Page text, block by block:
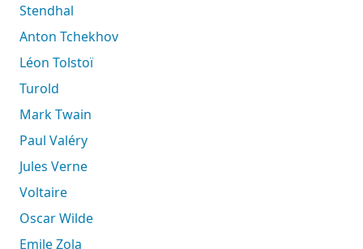
Stendhal
Anton Tchekhov
Léon Tolstoï
Turold
Mark Twain
Paul Valéry
Jules Verne
Voltaire
Oscar Wilde
Emile Zola